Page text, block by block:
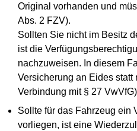
Original vorhanden und
Abs. 2 FZV).
Sollten Sie nicht im Besitz
ist die
nachzuweisen. In diesem
Versicherung an Eides statt
Verbindung mit § 27
Sollte für das Fahrzeug ein
vorliegen, ist eine